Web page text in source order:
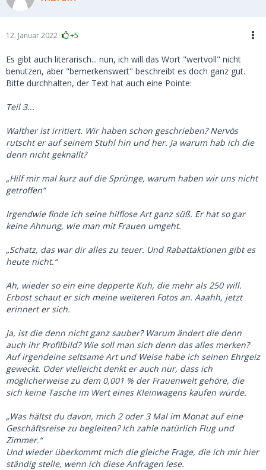
12. Januar 2022 +5
Es gibt auch literarisch... nun, ich will das Wort "wertvoll" nicht
benutzen, aber "bemerkenswert" beschreibt es doch ganz gut.
Bitte durchhalten, der Text hat auch eine Pointe:
Teil 3...
Walther ist irritiert. Wir haben schon geschrieben? Nervös
rutscht er auf seinem Stuhl hin und her. Ja warum hab ich die
denn nicht geknallt?
„Hilf mir mal kurz auf die Sprünge, warum haben wir uns nicht
getroffen“
Irgendwie finde ich seine hilflose Art ganz süß. Er hat so gar
keine Ahnung, wie man mit Frauen umgeht.
„Schatz, das war dir alles zu teuer. Und Rabattaktionen gibt es
heute nicht.“
Ah, wieder so ein eine depperte Kuh, die mehr als 250 will.
Erbost schaut er sich meine weiteren Fotos an. Aaahh, jetzt
erinnert er sich.
Ja, ist die denn nicht ganz sauber? Warum ändert die denn
auch ihr Profilbild? Wie soll man sich denn das alles merken?
Auf irgendeine seltsame Art und Weise habe ich seinen Ehrgeiz
geweckt. Oder vielleicht denkt er auch nur, dass ich
möglicherweise zu dem 0,001 % der Frauenwelt gehöre, die
sich keine Tasche im Wert eines Kleinwagens kaufen würde.
„Was hältst du davon, mich 2 oder 3 Mal im Monat auf eine
Geschäftsreise zu begleiten? Ich zahle natürlich Flug und
Zimmer.“
Und wieder überkommt mich die gleiche Frage, die ich mir hier
ständig stelle, wenn ich diese Anfragen lese.